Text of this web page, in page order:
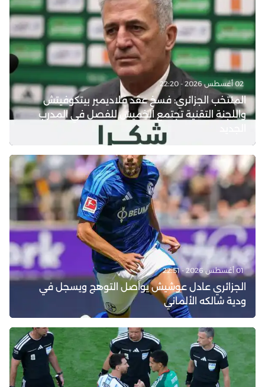
02 أغسطس 2026 - 22:20
المنتخب الجزائري: فسخ عقد فلاديمير بيتكوفيتش
واللجنة التقنية تجتمع الخميس للفصل في المدرب
01 أغسطس 2026 - 22:51
الجزائري عادل عوشيش يواصل التوهج ويسجل في
ودية شالكه الألماني